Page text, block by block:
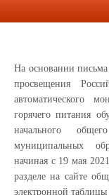
На основании
просвещения
автоматического
горячего питания
начального
муниципальных
начиная с 19 мая
разделе на сайте
электронной